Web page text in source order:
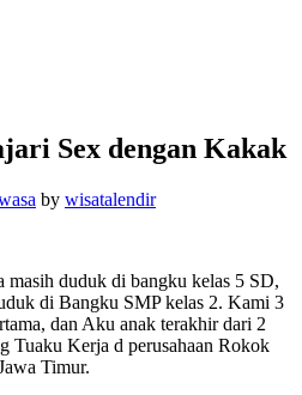
Sex dengan Kakak
by wisatalendir
masih duduk di bangku kelas 5 SD,
di Bangku SMP kelas 2. Kami 3
dan Aku anak terakhir dari 2
Tuaku Kerja d perusahaan Rokok
Timur.